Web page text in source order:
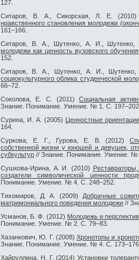
127.
Ситаров, В. А., Сикорская, Л. Е.
нравственного становления молодежи
161–166.
Ситаров, В. А., Шутенко, А. И.,
молодежи как ценность вузовского обучения
152.
Ситаров, В. А., Шутенко, А. И.,
социокультурного облика студенческой
66–72.
Соколова, Е. С. (2011)Социальная
Знание. Понимание. Умение. № 1. С.
Сурина, И. А. (2005)
Ценностные ориентации
164.
Суркова, Е. Г., Гурова, Е. В. (2012)
собственной жизни у юношей и девушек,
субкультур // Знание. Понимание. Умение. №
Сушкова-Ирина, А. И. (2010)
создатели символической ценности
Понимание. Умение. № 4. С. 248–252.
Тихомиров, Д. А. (2009) Добрачные
матримониального поведения молодежи //
Усманов, Б. Ф. (2012) Молодежь и
Понимание. Умение. № 2. С. 79–83.
Хазанкович, Ю. Г. (2008) Хронотопы и
Знание. Понимание. Умение. № 4. С.
Хайруллина, Н. Г. (2014)Установки